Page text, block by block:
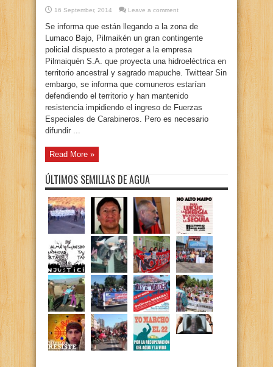
16 September, 2014 Leave a comment
Se informa que están llegando a la zona de
Lumaco Bajo, Pilmaikén un gran contingente
policial dispuesto a proteger a la empresa
Pilmaiquén S.A. que proyecta una hidroeléctrica en
territorio ancestral y sagrado mapuche. Twittear Sin
embargo, se informa que comuneros estarían
defendiendo el territorio y han mantenido
resistencia impidiendo el ingreso de Fuerzas
Especiales de Carabineros. Pero es necesario
difundir ...
Read More »
ÚLTIMOS SEMILLAS DE AGUA